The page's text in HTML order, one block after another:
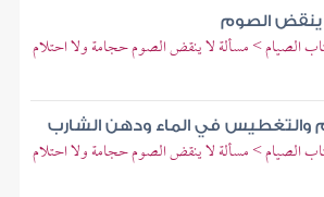
ينقض الصوم
الصيام > مسألة لا ينقض الصوم حجامة ولا احتلام
والتغطيس في الماء ودهن الشارب
الصيام > مسألة لا ينقض الصوم حجامة ولا احتلام